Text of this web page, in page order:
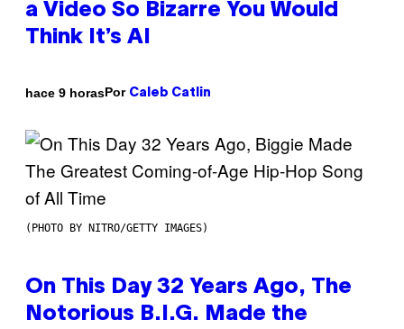
a Video So Bizarre You Would
Think It’s AI
hace 9 horasPor Caleb Catlin
(PHOTO BY NITRO/GETTY IMAGES)
On This Day 32 Years Ago, The
Notorious B.I.G. Made the